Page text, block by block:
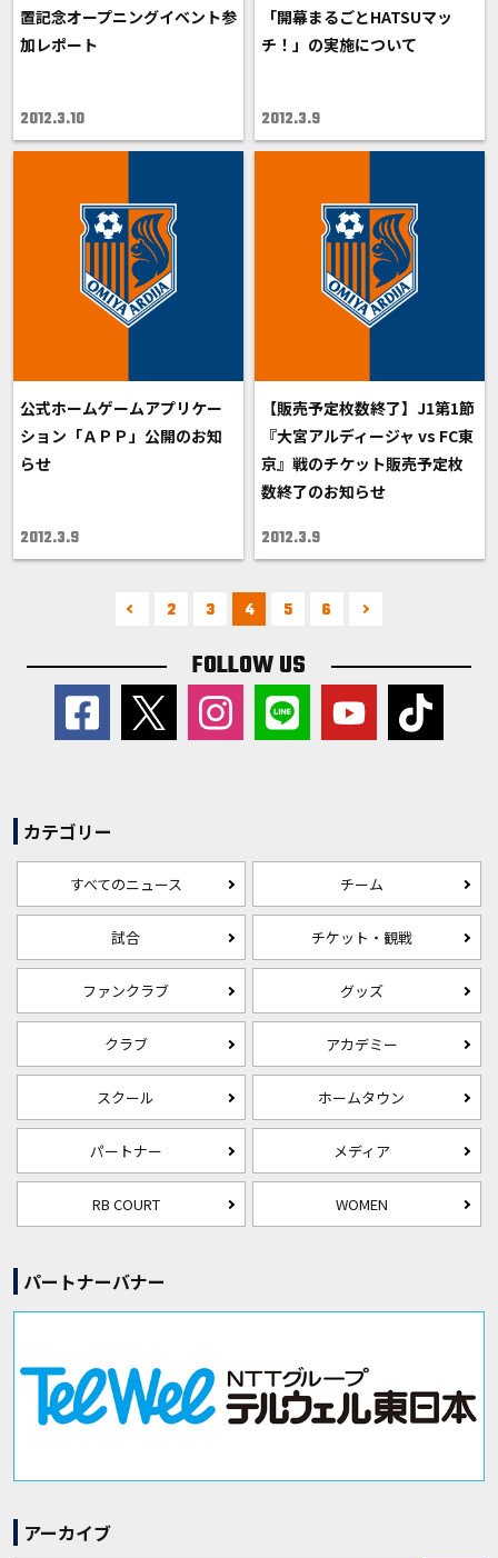
置記念オープニングイベント参
加レポート
2012.3.10
「開幕まるごとHATSUマッ
チ！」の実施について
2012.3.9
公式ホームゲームアプリケー
ション「ＡＰＰ」公開のお知
らせ
2012.3.9
【販売予定枚数終了】J1第1節
『大宮アルディージャ vs FC東
京』戦のチケット販売予定枚
数終了のお知らせ
2012.3.9
2 3 4 5 6
FOLLOW US
カテゴリー
すべてのニュース チーム
試合 チケット・観戦
ファンクラブ グッズ
クラブ アカデミー
スクール ホームタウン
パートナー メディア
RB COURT WOMEN
パートナーバナー
アーカイブ